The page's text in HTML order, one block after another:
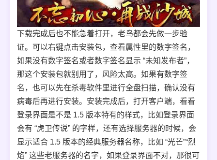
下载完成后也不能急着打开，老鸟都会先做一步验
证。可以右键点击安装包，查看属性里的数字签名，
如果没有数字签名或者数字签名显示 “未知发布者”，
那这个安装包就别用了，风险太高。如果有数字签
名，也可以先在杀毒软件里进行全盘扫描，确认没有
病毒后再进行安装。安装完成后，打开客户端，看看
登录界面是不是 1.5 版本特有的样式，比如登录界面
会有 “虎卫传说” 的字样，还有选择服务器的时候，会
显示适合 1.5 版本的经典服务器名称，比如 “光芒”“烈
焰” 这些老服务器的名字，如果登录界面不对，那很可